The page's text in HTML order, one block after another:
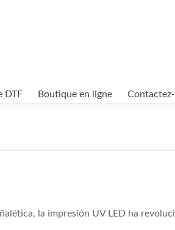
DTF Boutique en ligne
la impresión UV LED ha